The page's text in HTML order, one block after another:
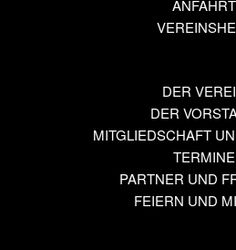
ANFAHRT
DER
DER
MITGLIEDSCHAFT
TERMINE
PARTNER UND
FEIERN UND